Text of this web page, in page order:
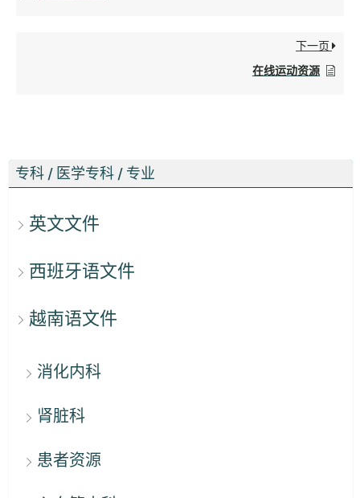
专科 / 医学专科 / 专业
英文文件
西班牙语文件
越南语文件
消化内科
肾脏科
患者资源
下一页
在线运动资源